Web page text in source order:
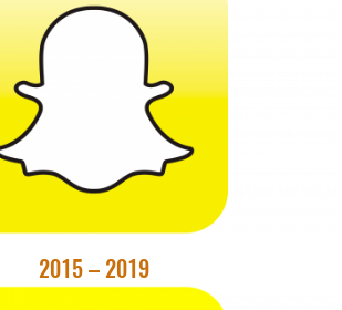
2015 – 2019